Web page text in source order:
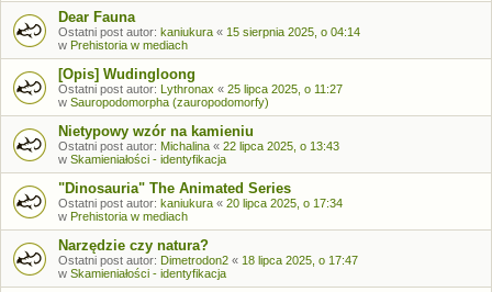
Dear Fauna
Ostatni post autor: kaniukura « 15 sierpnia 2025, o 04:14
w Prehistoria w mediach
[Opis] Wudingloong
Ostatni post autor: Lythronax « 25 lipca 2025, o 11:27
w Sauropodomorpha (zauropodomorfy)
Nietypowy wzór na kamieniu
Ostatni post autor: Michalina « 22 lipca 2025, o 13:43
w Skamieniałości - identyfikacja
"Dinosauria" The Animated Series
Ostatni post autor: kaniukura « 20 lipca 2025, o 17:34
w Prehistoria w mediach
Narzędzie czy natura?
Ostatni post autor: Dimetrodon2 « 18 lipca 2025, o 17:47
w Skamieniałości - identyfikacja